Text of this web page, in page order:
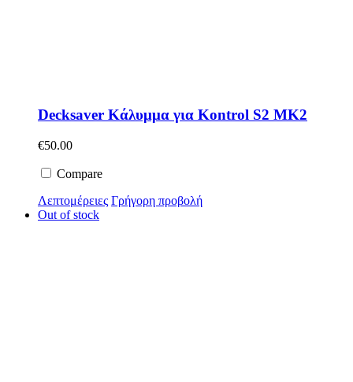
Decksaver Κάλυμμα για Kontrol S2 MK2
€50.00
Compare
Λεπτομέρειες Γρήγορη προβολή
Out of stock